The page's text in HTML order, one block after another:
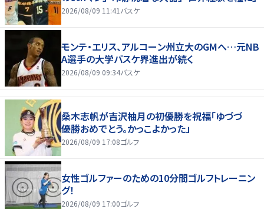
2026/08/09 11:41 バスケ
モンテ・エリス、アルコーン州立大のGMへ…元NB
A選手の大学バスケ界進出が続く
2026/08/09 09:34バスケ
桑木志帆が吉沢柚月の初優勝を祝福「ゆづづ
優勝おめでとう。かっこよかった」
2026/08/09 17:08ゴルフ
女性ゴルファーのための10分間ゴルフトレーニン
グ！
2026/08/09 17:00ゴルフ